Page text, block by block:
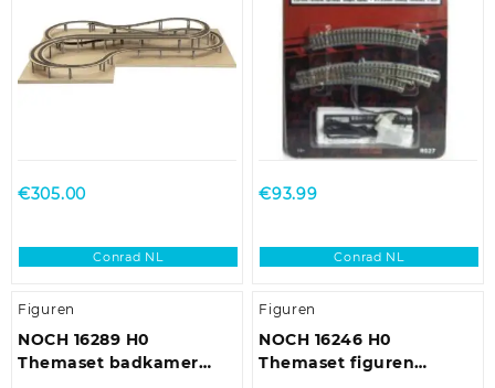
€305.00
Conrad NL
stuk(s)
€93.99
Conrad NL
Figuren
NOCH 16289 H0
Themaset badkamer
Figuren
NOCH 16246 H0
Themaset figuren